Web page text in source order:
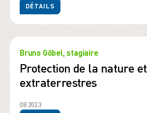
DÉTAILS
Bruno Göbel, stagiaire
Protection de la nature et
extraterrestres
08 2023